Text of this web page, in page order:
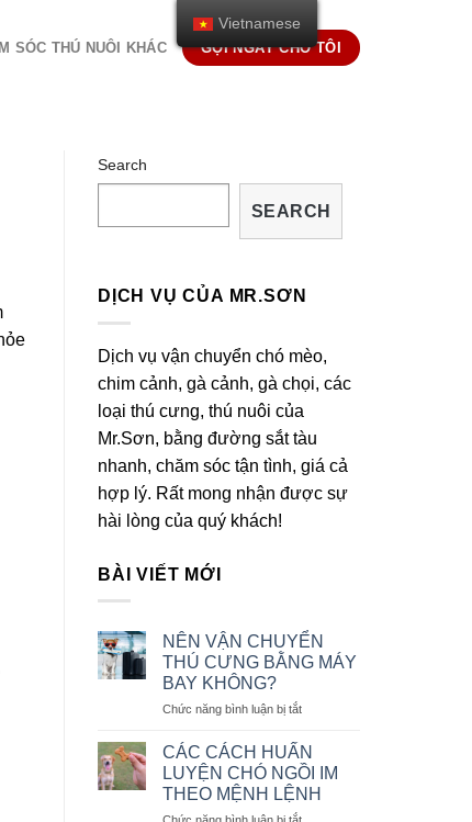
SÓC THÚ NUÔI KHÁC GỌI NGAY CHO TÔI
Search
SEARCH
DỊCH VỤ CỦA MR.SƠN
Dịch vụ vận chuyển chó mèo,
chim cảnh, gà cảnh, gà chọi, các
loại thú cưng, thú nuôi của
Mr.Sơn, bằng đường sắt tàu
nhanh, chăm sóc tận tình, giá cả
hợp lý. Rất mong nhận được sự
hài lòng của quý khách!
BÀI VIẾT MỚI
NÊN VẬN CHUYỂN
THÚ CƯNG BẰNG MÁY
BAY KHÔNG?
Chức năng bình luận bị tắtở
VẬN
CHUYỂN
THÚ
CƯNG
CÁC CÁCH HUẤN
LUYỆN CHÓ NGỒI IM
THEO MỆNH LỆNH
ở
Vietnamese